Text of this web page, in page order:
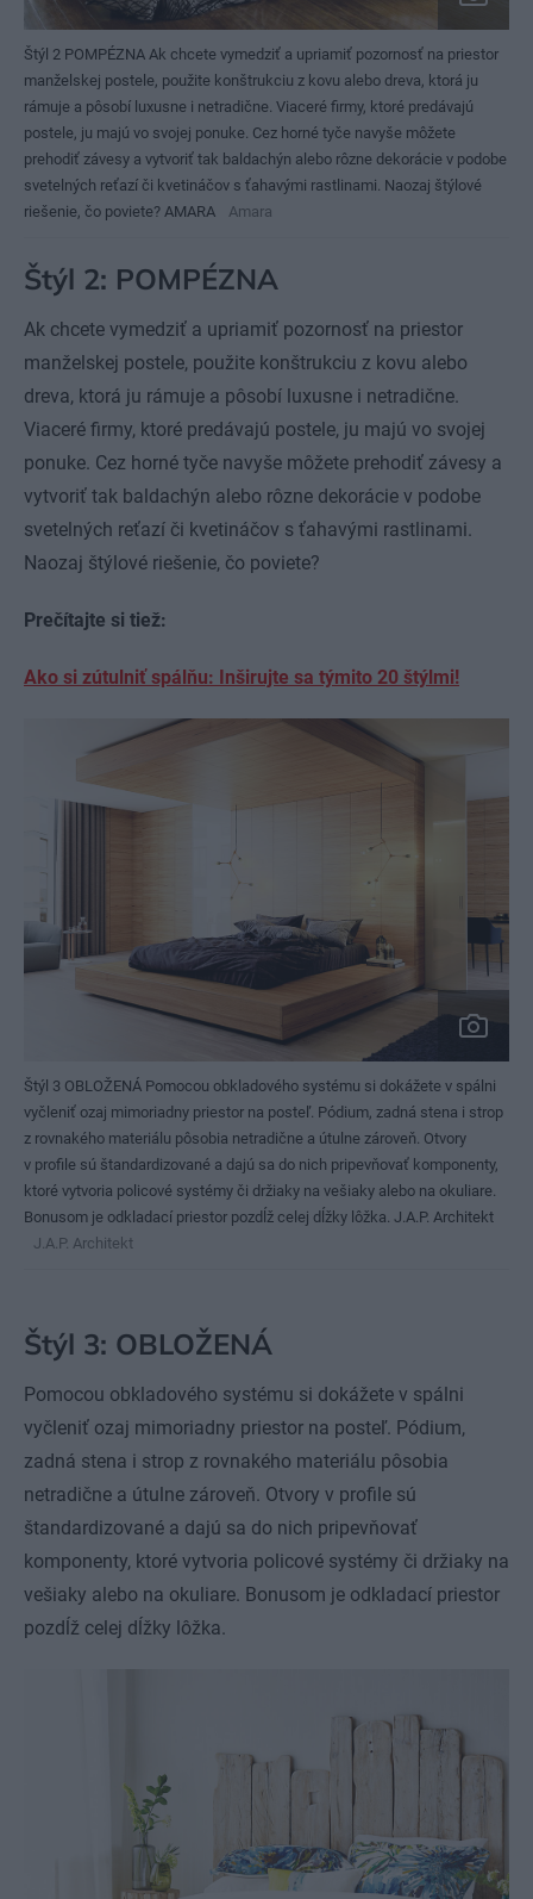
Štýl 2 POMPÉZNA Ak chcete vymedziť a upriamiť pozornosť na priestor
manželskej postele, použite konštrukciu z kovu alebo dreva, ktorá ju
rámuje a pôsobí luxusne i netradične. Viaceré firmy, ktoré predávajú
postele, ju majú vo svojej ponuke. Cez horné tyče navyše môžete
prehodiť závesy a vytvoriť tak baldachýn alebo rôzne dekorácie v podobe
svetelných reťazí či kvetináčov s ťahavými rastlinami. Naozaj štýlové
riešenie, čo poviete? AMARA
Amara
Štýl 2: POMPÉZNA
Ak chcete vymedziť a upriamiť pozornosť na priestor
manželskej postele, použite konštrukciu z kovu alebo
dreva, ktorá ju rámuje a pôsobí luxusne i netradične.
Viaceré firmy, ktoré predávajú postele, ju majú vo svojej
ponuke. Cez horné tyče navyše môžete prehodiť závesy a
vytvoriť tak baldachýn alebo rôzne dekorácie v podobe
svetelných reťazí či kvetináčov s ťahavými rastlinami.
Naozaj štýlové riešenie, čo poviete?
Prečítajte si tiež:
Ako si zútulniť spálňu: Inširujte sa týmito 20 štýlmi!
Štýl 3 OBLOŽENÁ Pomocou obkladového systému si dokážete v spálni
vyčleniť ozaj mimoriadny priestor na posteľ. Pódium, zadná stena i strop
z rovnakého materiálu pôsobia netradične a útulne zároveň. Otvory
v profile sú štandardizované a dajú sa do nich pripevňovať komponenty,
ktoré vytvoria policové systémy či držiaky na vešiaky alebo na okuliare.
Bonusom je odkladací priestor pozdĺž celej dĺžky lôžka. J.A.P. Architekt
J.A.P. Architekt
Štýl 3: OBLOŽENÁ
Pomocou obkladového systému si dokážete v spálni
vyčleniť ozaj mimoriadny priestor na posteľ. Pódium,
zadná stena i strop z rovnakého materiálu pôsobia
netradične a útulne zároveň. Otvory v profile sú
štandardizované a dajú sa do nich pripevňovať
komponenty, ktoré vytvoria policové systémy či držiaky na
vešiaky alebo na okuliare. Bonusom je odkladací priestor
pozdĺž celej dĺžky lôžka.